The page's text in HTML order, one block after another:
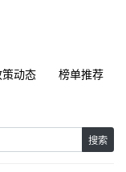
动态
榜单推荐
搜索